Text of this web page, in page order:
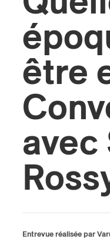
être
avec
Entrevue réalisée par